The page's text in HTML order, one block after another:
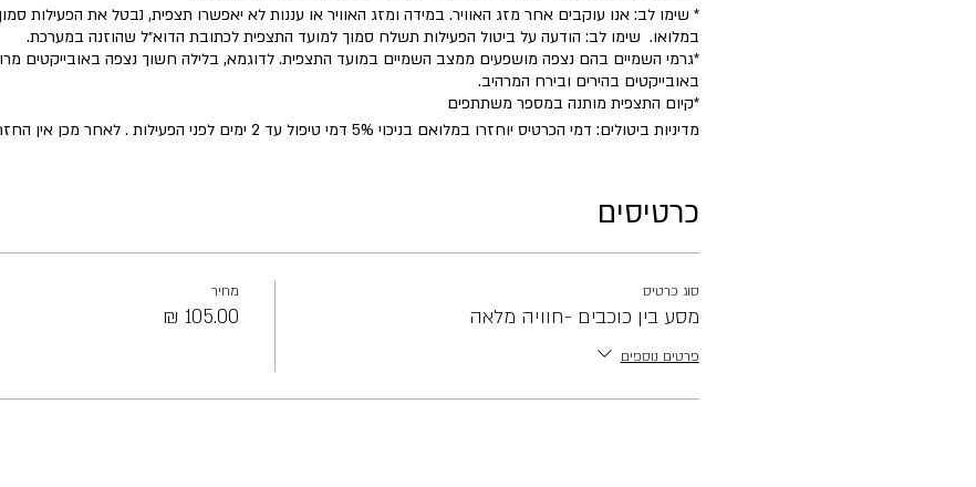
* שימו לב: אנו עוקבים אחר מזג האוויר. במידה ומזג האוויר או עננות לא יאפשרו תצפית, נבטל את הפעילות
במלואו. שימו לב: הודעה על ביטול הפעילות תשלח סמוך למועד התצפית לכתובת הדוא״ל שהוזנה במערכת.
*גרמי השמיים בהם נצפה מושפעים ממצב השמיים במועד התצפית. לדוגמא, בלילה חשוך נצפה באובייקטים
באובייקטים בהירים ובירח המרהיב.
​*קיום התצפית מותנה במספר משתתפים
מדיניות ביטולים: דמי הכרטיס יוחזרו במלואם בניכוי 5% דמי טיפול עד 2 ימים לפני הפעילות . לאחר מכן אין החזר כספי על ביטול
כרטיסים
סוג כרטיס
מסע בין כוכבים -חוויה מלאה
פרטים נוספים
מחיר